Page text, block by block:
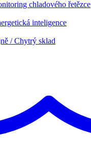
chladového řetězce
inteligence
/ Chytrý sklad